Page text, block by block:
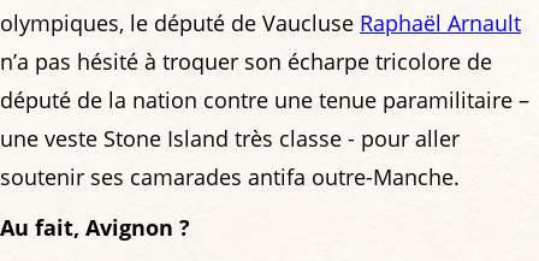
olympiques, le député de Vaucluse Raphaël Arnault
n’a pas hésité à troquer son écharpe tricolore de
député de la nation contre une tenue paramilitaire –
une veste Stone Island très classe - pour aller
soutenir ses camarades antifa outre-Manche.
Au fait, Avignon ?